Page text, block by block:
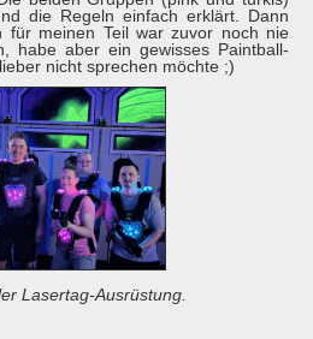
die Regeln einfach erklärt. Dann
für meinen Teil war zuvor noch nie
habe aber ein gewisses Paintball-
nicht sprechen möchte ;)
Lasertag-Ausrüstung.